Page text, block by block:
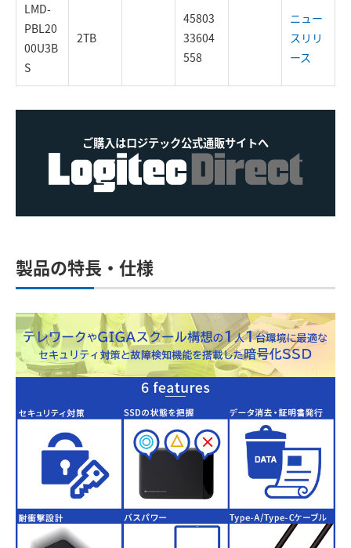
LMD-
PBL20
00U3B
S
2TB
45803
33604
558
ニュー
スリリ
ース
ご購入はロジテック公式通販サイトへ
製品の特長・仕様